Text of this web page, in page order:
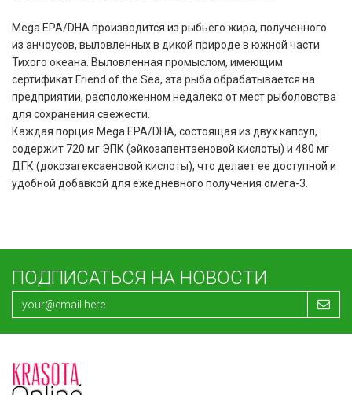
Mega EPA/DHA производится из рыбьего жира, полученного
из анчоусов, выловленных в дикой природе в южной части
Тихого океана. Выловленная промыслом, имеющим
сертификат Friend of the Sea, эта рыба обрабатывается на
предприятии, расположенном недалеко от мест рыболовства
для сохранения свежести.
Каждая порция Mega EPA/DHA, состоящая из двух капсул,
содержит 720 мг ЭПК (эйкозапентаеновой кислоты) и 480 мг
ДГК (докозагексаеновой кислоты), что делает ее доступной и
удобной добавкой для ежедневного получения омега-3.
ПОДПИСАТЬСЯ НА НОВОСТИ